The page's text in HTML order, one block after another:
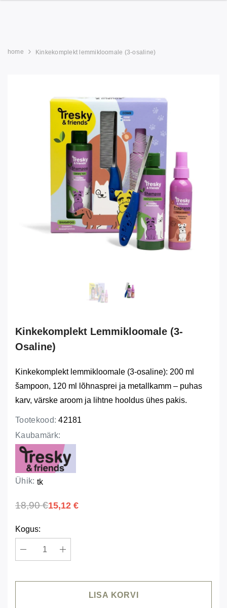
home Kinkekomplekt lemmikloomale (3-osaline)
Kinkekomplekt Lemmikloomale (3-
Osaline)
Kinkekomplekt lemmikloomale (3-osaline): 200 ml
šampoon, 120 ml lõhnasprei ja metallkamm – puhas
karv, värske aroom ja lihtne hooldus ühes pakis.
Tootekood: 42181
Kaubamärk:
Ühik: tk
15,12 €
18,90 €
Kogus:
LISA KORVI